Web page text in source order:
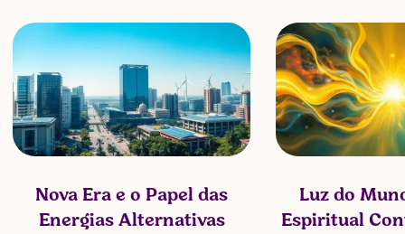
Nova Era e o Papel das
Energias Alternativas
Luz do
Espiritual